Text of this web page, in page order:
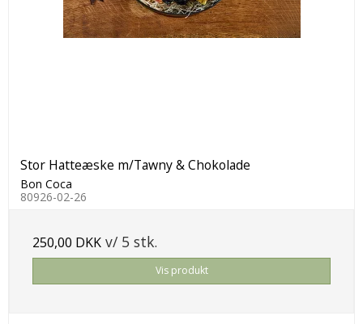
Stor Hatteæske m/Tawny & Chokolade
Bon Coca
80926-02-26
250,00 DKK v/ 5 stk.
Vis produkt